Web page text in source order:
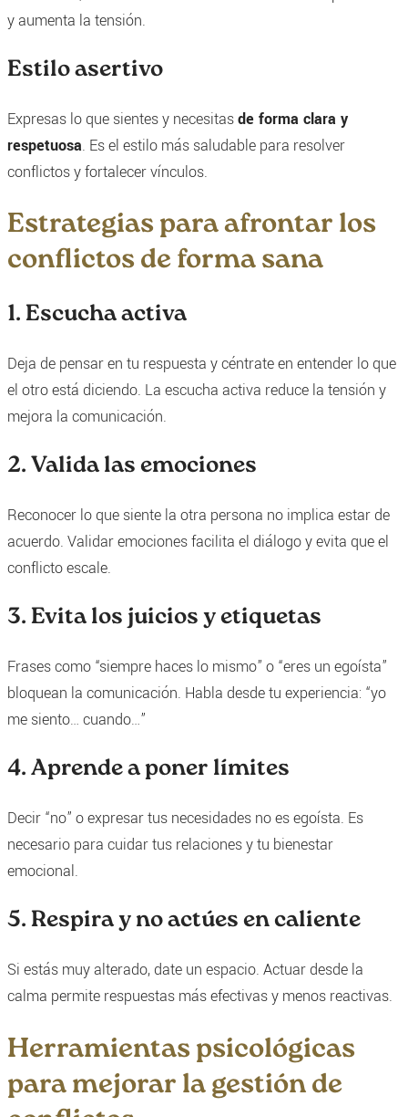
y aumenta la tensión.
Estilo asertivo
Expresas lo que sientes y necesitasde forma clara y
respetuosa. Es el estilo más saludable para resolver
conflictos y fortalecer vínculos.
Estrategias para afrontar los
conflictos de forma sana
1. Escucha activa
Deja de pensar en tu respuesta y céntrate en entender lo que
el otro está diciendo. La escucha activa reduce la tensión y
mejora la comunicación.
2. Valida las emociones
Reconocer lo que siente la otra persona no implica estar de
acuerdo. Validar emociones facilita el diálogo y evita que el
conflicto escale.
3. Evita los juicios y etiquetas
Frases como “siempre haces lo mismo” o “eres un egoísta”
bloquean la comunicación. Habla desde tu experiencia: “yo
me siento… cuando…”
4. Aprende a poner límites
Decir “no” o expresar tus necesidades no es egoísta. Es
necesario para cuidar tus relaciones y tu bienestar
emocional.
5. Respira y no actúes en caliente
Si estás muy alterado, date un espacio. Actuar desde la
calma permite respuestas más efectivas y menos reactivas.
Herramientas psicológicas
para mejorar la gestión de